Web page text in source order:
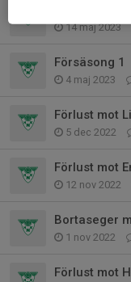
14 maj 2023
Försäsong 1
4 maj 2023
Förlust mot
5 dec 2022
Förlust mot
12 nov 2022
Bortaseger
1 nov 2022
Förlust mot